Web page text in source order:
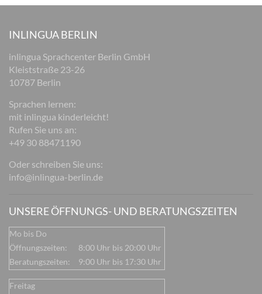
INLINGUA BERLIN
inlingua Sprachcenter Berlin GmbH
Kleiststraße 23-26
10787 Berlin
Sprachen lernen:
mit inlingua kinderleicht!
Rufen Sie uns an:
+49 30 88471190
Oder schreiben Sie uns:
info@inlingua-berlin.de
UNSERE ÖFFNUNGS- UND BERATUNGSZEITEN
Mo bis Do
Öffnungszeiten:
8:00 Uhr bis 20:00 Uhr
Beratungszeiten:
9:00 Uhr bis 17:30 Uhr
Freitag